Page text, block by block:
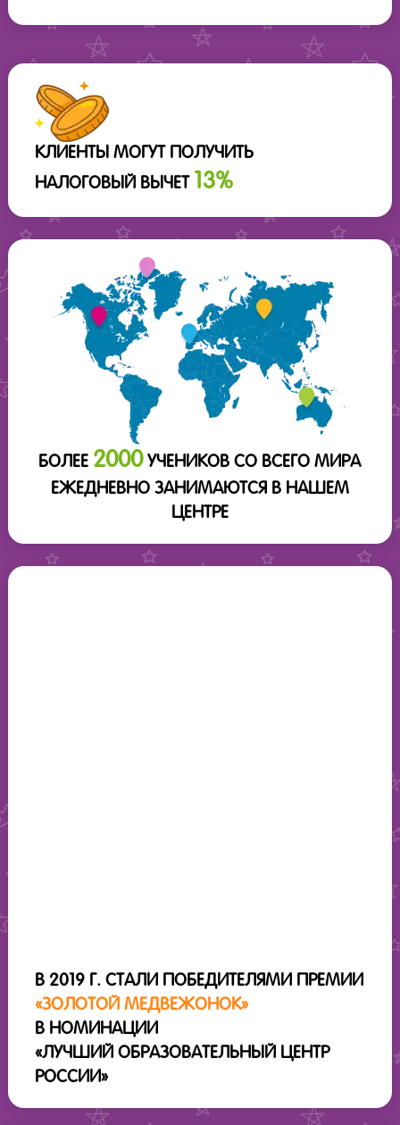
КЛИЕНТЫ МОГУТ ПОЛУЧИТЬ
НАЛОГОВЫЙ ВЫЧЕТ
13%
БОЛЕЕ 2000УЧЕНИКОВ СО ВСЕГО МИРА
ЕЖЕДНЕВНО ЗАНИМАЮТСЯ В НАШЕМ
ЦЕНТРЕ
В 2019 Г. СТАЛИ ПОБЕДИТЕЛЯМИ ПРЕМИИ
«ЗОЛОТОЙ МЕДВЕЖОНОК»
В НОМИНАЦИИ
«ЛУЧШИЙ ОБРАЗОВАТЕЛЬНЫЙ ЦЕНТР
РОССИИ»